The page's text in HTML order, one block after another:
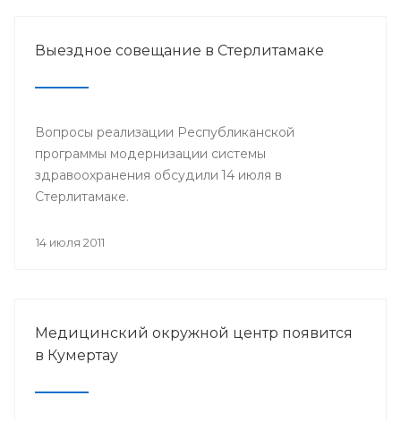
Выездное совещание в Стерлитамаке
Вопросы реализации Республиканской
программы модернизации системы
здравоохранения обсудили 14 июля в
Стерлитамаке.
14 июля 2011
Медицинский окружной центр появится
в Кумертау